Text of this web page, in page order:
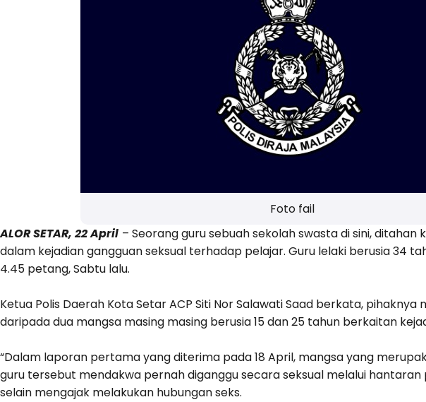
Foto fail
ALOR SETAR, 22 April – Seorang guru sebuah sekolah swasta di sini,
dalam kejadian gangguan seksual terhadap pelajar. Guru lelaki berusia 34
4.45 petang, Sabtu lalu.
Ketua Polis Daerah Kota Setar ACP Siti Nor Salawati Saad berkata,
daripada dua mangsa masing masing berusia 15 dan 25 tahun berkaitan
“Dalam laporan pertama yang diterima pada 18 April, mangsa yang
guru tersebut mendakwa pernah diganggu secara seksual melalui
selain mengajak melakukan hubungan seks.